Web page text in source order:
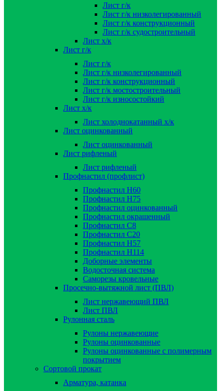
Лист г/к
Лист г/к низколегированный
Лист г/к конструкционный
Лист г/к судостроительный
Лист х/к
Лист г/к
Лист г/к
Лист г/к низколегированный
Лист г/к конструкционный
Лист г/к мостостроительный
Лист г/к износостойкий
Лист х/к
Лист холоднокатанный х/к
Лист оцинкованный
Лист оцинкованный
Лист рифленый
Лист рифленый
Профнастил (профлист)
Профнастил Н60
Профнастил Н75
Профнастил оцинкованный
Профнастил окрашенный
Профнастил С8
Профнастил С20
Профнастил Н57
Профнастил Н114
Доборные элементы
Водосточная система
Саморезы кровельные
Просечно-вытяжной лист (ПВЛ)
Лист нержавеющий ПВЛ
Лист ПВЛ
Рулонная сталь
Рулоны нержавеющие
Рулоны оцинкованные
Рулоны оцинкованные с полимерным
покрытием
Сортовой прокат
Арматура, катанка